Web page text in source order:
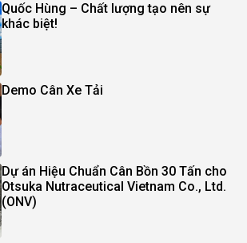
Quốc Hùng – Chất lượng tạo nên sự
khác biệt!
Demo Cân Xe Tải
Dự án Hiệu Chuẩn Cân Bồn 30 Tấn cho
Otsuka Nutraceutical Vietnam Co., Ltd.
(ONV)